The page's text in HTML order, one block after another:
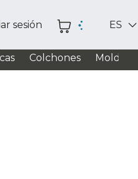
sesión ES
Colchones